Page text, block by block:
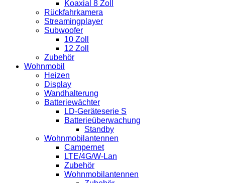
Koaxial 8 Zoll
Rückfahrkamera
Streamingplayer
Subwoofer
10 Zoll
12 Zoll
Zubehör
Wohnmobil
Heizen
Display
Wandhalterung
Batteriewächter
LD-Geräteserie S
Batterieüberwachung
Standby
Wohnmobilantennen
Campernet
LTE/4G/W-Lan
Zubehör
Wohnmobilantennen